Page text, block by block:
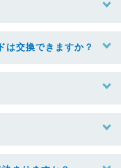
は交換できますか？